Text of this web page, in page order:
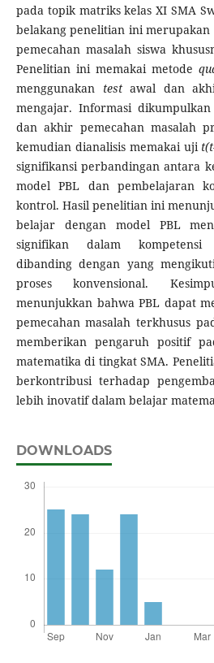
pada topik matriks kelas XI SMA
belakang penelitian ini
pemecahan masalah siswa
Penelitian ini memakai metode
menggunakan testawal dan
mengajar. Informasi
dan akhir pemecahan masalah
kemudian dianalisis memakai uji
signifikansi perbandingan antara
model PBL dan pembelajaran
kontrol. Hasil penelitian ini
belajar dengan model PBL
signifikan dalam kompetensi
dibanding dengan yang
proses konvensional.
menunjukkan bahwa PBL dapat
pemecahan masalah terkhusus
memberikan pengaruh positif
matematika di tingkat SMA.
berkontribusi terhadap
lebih inovatif dalam belajar
DOWNLOADS